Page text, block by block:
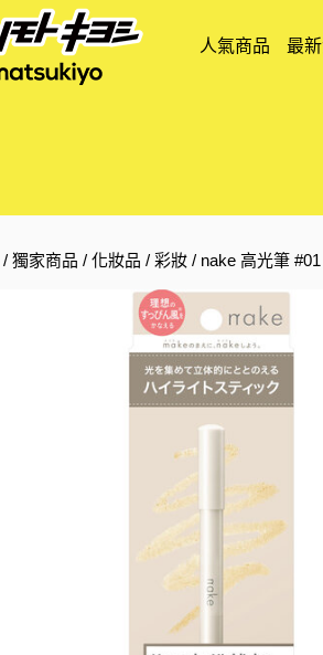
人氣商品 最
/獨家商品 /化妝品 /彩妝 / nake 高光筆